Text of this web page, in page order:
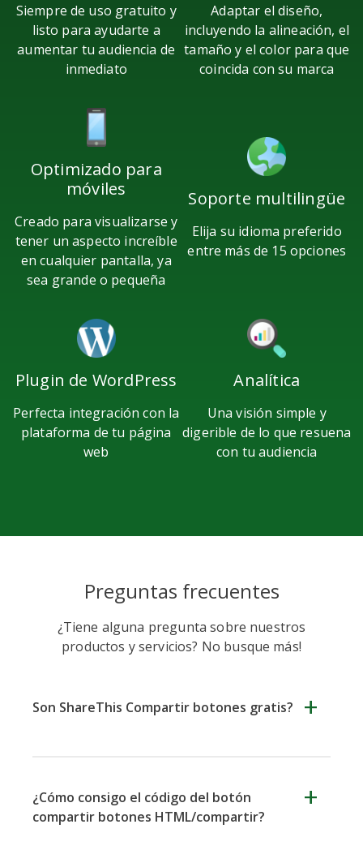
Xing Mail Ru
Pinterest Douban
Noticias
Houzz
Papel
Línea Bolsillo QZone
Siempre de uso gratuito y
listo para ayudarte a
aumentar tu audiencia de
inmediato
Adaptar el diseño,
incluyendo la alineación, el
tamaño y el color para que
coincida con su marca
Optimizado para
móviles
Creado para visualizarse y
tener un aspecto increíble
en cualquier pantalla, ya
sea grande o pequeña
Soporte multilingüe
Elija su idioma preferido
entre más de 15 opciones
Plugin de WordPress
Perfecta integración con la
plataforma de tu página
web
Analítica
Una visión simple y
digerible de lo que resuena
con tu audiencia
Preguntas frecuentes
¿Tiene alguna pregunta sobre nuestros
productos y servicios? No busque más!
Son ShareThis Compartir botones gratis?
¿Cómo consigo el código del botón
compartir botones HTML/compartir?